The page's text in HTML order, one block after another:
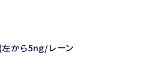
から5ng/レーン